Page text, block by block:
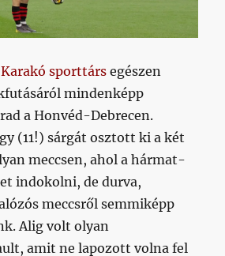
Karakó sporttárs egészen
mindenképp
a Honvéd-Debrecen.
(11!) sárgát osztott ki a két
meccsen, ahol a hármat-
indokolni, de durva,
meccsről semmiképp
Alig volt olyan
amit ne lapozott volna fel